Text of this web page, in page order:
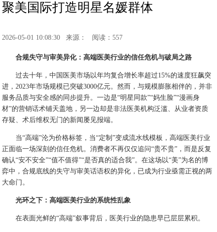
聚美国际打造明星名媛群体
2026-05-01 10:08:30 来源： 阅读：557
合规失守与审美异化：高端医美行业的信任危机与破局之路
过去十年，中国医美市场以年均复合增长率超过15%的速度狂飙突
进，2023年市场规模已突破3000亿元。然而，与规模膨胀相伴的，并非
服务品质与安全感的同步提升。一边是“明星同款”“妈生脸”“漫画身
材”的营销话术铺天盖地，另一边却是非法医美机构泛滥、从业者资质
存疑、术后维权无门的新闻屡见报端。
当“高端”沦为价格标签，当“定制”变成流水线模板，高端医美行业
正面临一场深刻的信任危机。消费者不再仅仅追问“贵不贵”，而是反复
确认“安不安全”“值不值得”“是否真的适合我”。在这场以“美”为名的博
弈中，合规底线的失守与审美话语权的异化，已成为行业亟需正视的两
大命门。
光环之下：高端医美行业的系统性乱象
在表面光鲜的“高端”叙事背后，医美行业的隐患早已层层累积。